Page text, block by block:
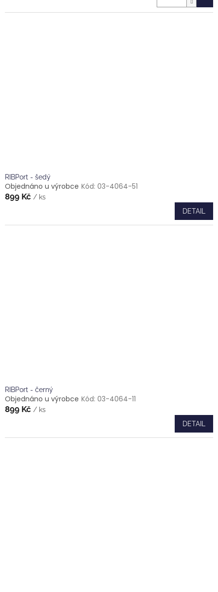
RIBPort - šedý
Objednáno u výrobce Kód: 03-4064-51
899 Kč / ks
DETAIL
RIBPort - černý
Objednáno u výrobce Kód: 03-4064-11
899 Kč / ks
DETAIL